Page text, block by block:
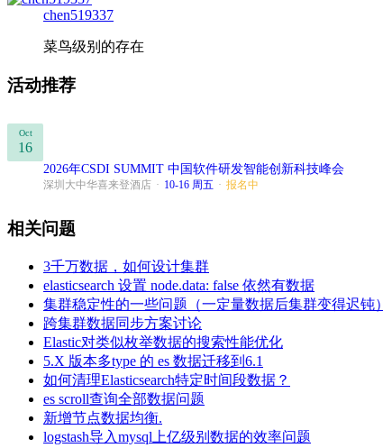
chen519337
菜鸟级别的存在
活动推荐
Oct
16
2026年CSDI SUMMIT 中国软件研发智能创新科技峰会
深圳大中华喜来登酒店 · 10-16 周五 · 报名中
相关问题
3千万数据，如何设计集群
elasticsearch 设置 node.data: false 依然有数据
集群稳定性的一些问题（一定量数据后集群变得迟钝）
跨集群数据同步方案讨论
Elastic对类似枚举数据的搜索性能优化
5.X 版本多type 的 es 数据迁移到6.1
如何清理Elasticsearch特定时间段数据？
es scroll查询全部数据问题
新增节点数据均衡.
logstash导入mysql上亿级别数据的效率问题